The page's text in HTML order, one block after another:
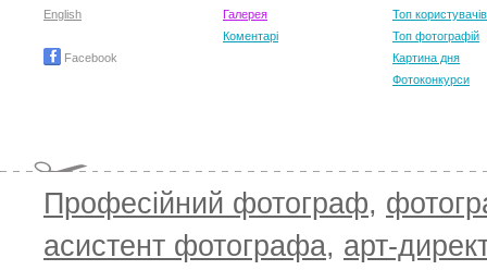
English
Facebook
Галерея
Коментарі
Топ користувачів
Топ фотографій
Картина дня
Фотоконкурси
Професійний фотограф,
асистент фотографа, арт-